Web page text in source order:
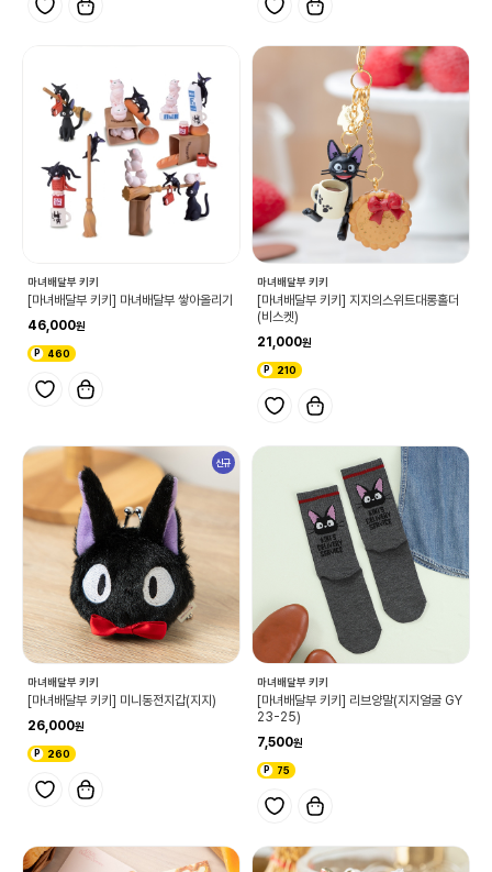
마녀배달부 키키
[마녀배달부 키키] 마녀배달부 쌓아올리기
46,000
460
마녀배달부 키키
[마녀배달부 키키] 지지의스위트대롱홀더
(비스켓)
21,000
210
신규
마녀배달부 키키
[마녀배달부 키키] 미니동전지갑(지지)
26,000
260
마녀배달부 키키
[마녀배달부 키키] 리브양말(지지얼굴 GY
23-25)
7,500
75